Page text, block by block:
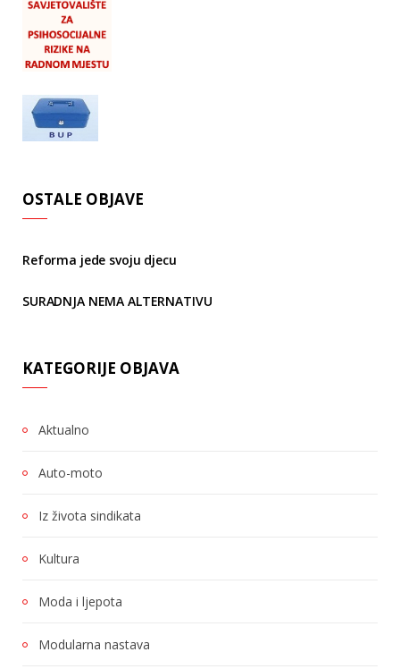
OSTALE OBJAVE
Reforma jede svoju djecu
SURADNJA NEMA ALTERNATIVU
KATEGORIJE OBJAVA
Aktualno
Auto-moto
Iz života sindikata
Kultura
Moda i ljepota
Modularna nastava